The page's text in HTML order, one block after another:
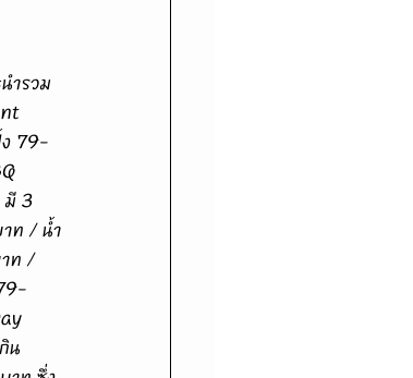
79-
มี 3
ท / น้ำ
ท /
น